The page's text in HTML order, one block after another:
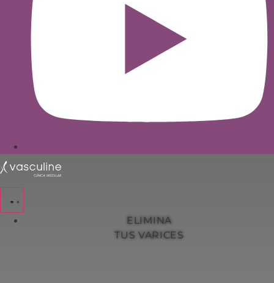
ELIMINA
TUS VARICES